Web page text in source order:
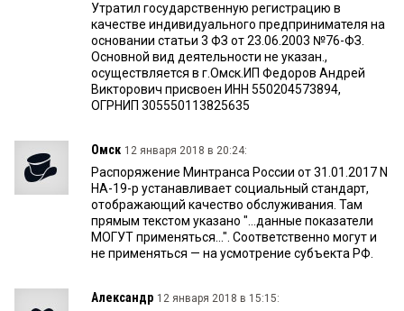
Утратил государственную регистрацию в
качестве индивидуального предпринимателя на
основании статьи 3 ФЗ от 23.06.2003 №76-ФЗ.
Основной вид деятельности не указан.,
осуществляется в г.Омск.ИП Федоров Андрей
Викторович присвоен ИНН 550204573894,
ОГРНИП 305550113825635
Омск 12 января 2018 в 20:24:
Распоряжение Минтранса России от 31.01.2017 N
НА-19-р устанавливает социальный стандарт,
отображающий качество обслуживания. Там
прямым текстом указано "...данные показатели
МОГУТ применяться...". Соответственно могут и
не применяться — на усмотрение субъекта РФ.
Александр 12 января 2018 в 15:15: